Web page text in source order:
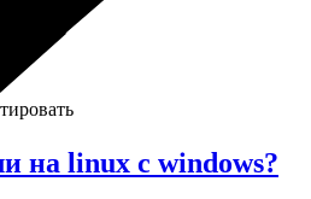
на linux с windows?